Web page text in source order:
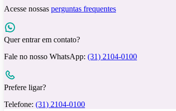
Acesse nossas perguntas frequentes
Quer entrar em contato?
Fale no nosso WhatsApp: (31) 2104-0100
Prefere ligar?
Telefone: (31) 2104-0100